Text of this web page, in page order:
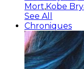
Mort,Kobe
See All
Chroniques